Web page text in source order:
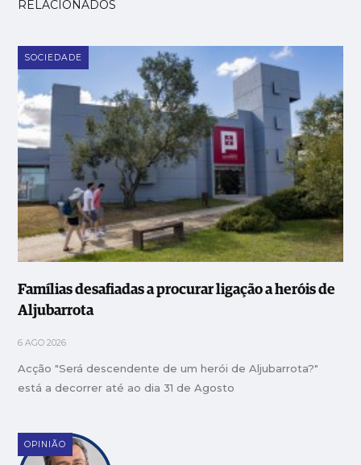
RELACIONADOS
SOCIEDADE
Famílias desafiadas a procurar ligação a heróis de
Aljubarrota
6 AGO 2026
Acção "Será descendente de um herói de Aljubarrota?"
está a decorrer até ao dia 31 de Agosto
OPINIÃO